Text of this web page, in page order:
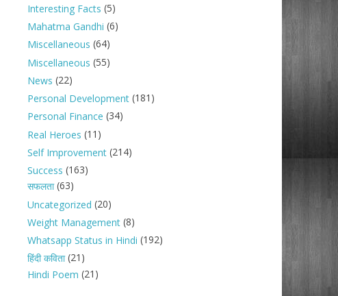
Interesting Facts (5)
Mahatma Gandhi (6)
Miscellaneous (64)
Miscellaneous (55)
News (22)
Personal Development(181)
Personal Finance (34)
Real Heroes (11)
Self Improvement(214)
Success (163)
सफलता(63)
Uncategorized (20)
Weight Management(8)
Whatsapp Status in Hindi (192)
हिंदी कविता(21)
Hindi Poem (21)